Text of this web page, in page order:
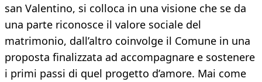
san Valentino, si colloca in una visione che se da
una parte riconosce il valore sociale del
matrimonio, dall’altro coinvolge il Comune in una
proposta finalizzata ad accompagnare e sostenere
i primi passi di quel progetto d’amore. Mai come